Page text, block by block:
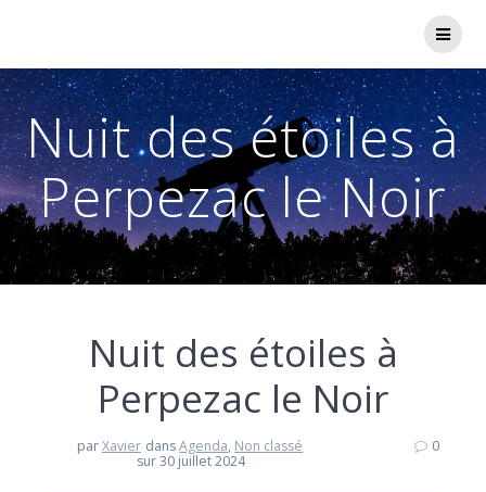
Nuit des étoiles à
Perpezac le Noir
Nuit des étoiles à
Perpezac le Noir
parXavier dansAgenda, Non classé
sur 30 juillet 2024
0